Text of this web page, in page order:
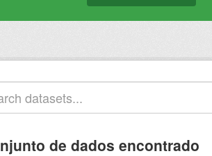
de dados encontrado